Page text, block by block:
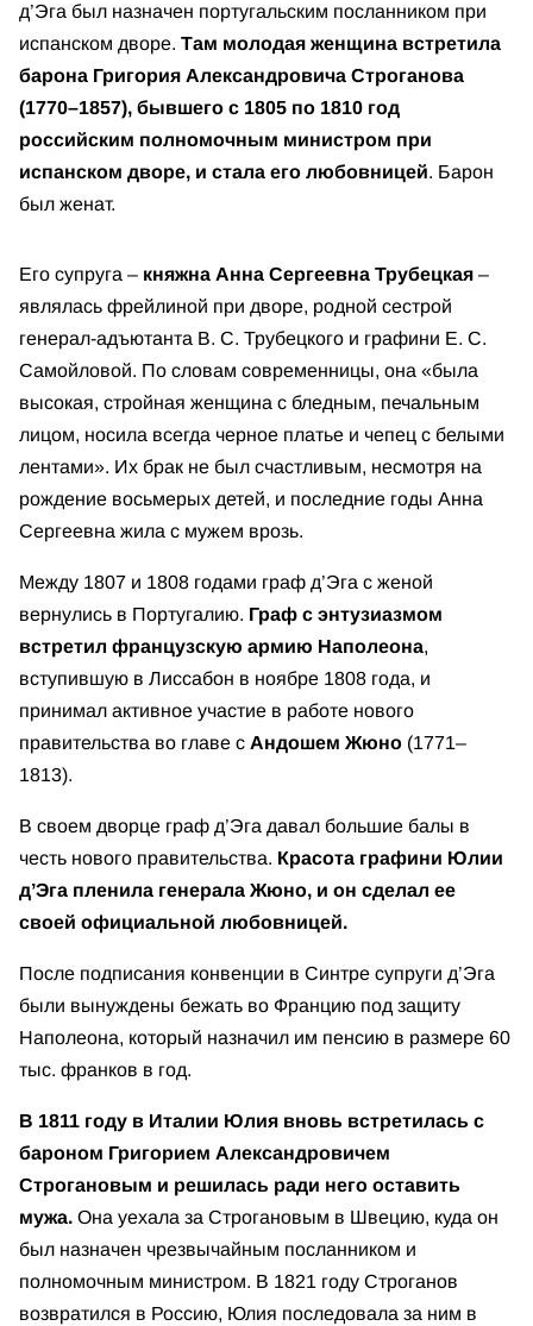
д’Эга был назначен португальским посланником при
испанском дворе. Там молодая женщина встретила
барона Григория Александровича Строганова
(1770–1857), бывшего с 1805 по 1810 год
российским полномочным министром при
испанском дворе, и стала его любовницей. Барон
был женат.
Его супруга – княжна Анна Сергеевна Трубецкая –
являлась фрейлиной при дворе, родной сестрой
генерал-адъютанта В. С. Трубецкого и графини Е. С.
Самойловой. По словам современницы, она «была
высокая, стройная женщина с бледным, печальным
лицом, носила всегда черное платье и чепец с белыми
лентами». Их брак не был счастливым, несмотря на
рождение восьмерых детей, и последние годы Анна
Сергеевна жила с мужем врозь.
Между 1807 и 1808 годами граф д’Эга с женой
вернулись в Португалию. Граф с энтузиазмом
встретил французскую армию Наполеона,
вступившую в Лиссабон в ноябре 1808 года, и
принимал активное участие в работе нового
правительства во главе с Андошем Жюно (1771–
1813).
В своем дворце граф д’Эга давал большие балы в
честь нового правительства. Красота графини Юлии
д’Эга пленила генерала Жюно, и он сделал ее
своей официальной любовницей.
После подписания конвенции в Синтре супруги д’Эга
были вынуждены бежать во Францию под защиту
Наполеона, который назначил им пенсию в размере 60
тыс. франков в год.
В 1811 году в Италии Юлия вновь встретилась с
бароном Григорием Александровичем
Строгановым и решилась ради него оставить
мужа. Она уехала за Строгановым в Швецию, куда он
был назначен чрезвычайным посланником и
полномочным министром. В 1821 году Строганов
возвратился в Россию, Юлия последовала за ним в